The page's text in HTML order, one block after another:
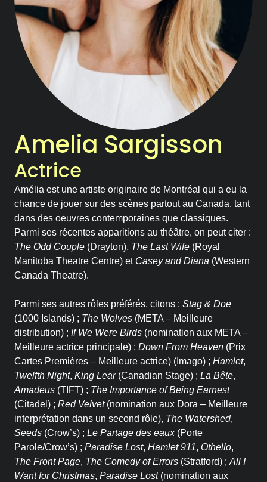
Notre Chambre d’amis
Les Activités
Le Printemps des Ateliers-
théâtre
Les Ateliers-théâtre
Les Rencontres
Les Chroniques
Les Ateliers
La compagnie
Historique
Théâtrographie
Équipe et conseil
d’administration
Votre soutien
On en parle dans les
médias
Amelia Sargisson
Actrice
Amélia est une artiste originaire de Montréal qui a eu la
chance de jouer sur des scènes partout au Canada, tant
dans des oeuvres contemporaines que classiques.
Parmi ses récentes apparitions au théâtre, on peut citer :
The Odd Couple (Drayton), The Last Wife (Royal
Manitoba Theatre Centre) et Casey and Diana (Western
Canada Theatre).
Parmi ses autres rôles préférés, citons :Stag & Doe
(1000 Islands) ; The Wolves (META – Meilleure
distribution) ; If We Were Birds (nomination aux META –
Meilleure actrice principale) ;Down From Heaven (Prix
Cartes Premières – Meilleure actrice) (Imago) ;Hamlet,
Twelfth Night,King Lear (Canadian Stage) ;La Bête,
Amadeus (TIFT) ; The Importance of Being Earnest
(Citadel) ;Red Velvet(nomination aux Dora – Meilleure
interprétation dans un second rôle), The Watershed,
Seeds (Crow’s) ;Le Partage des eaux(Porte
Parole/Crow’s) ;Paradise Lost,Hamlet 911, Othello,
The Front Page, The Comedy of Errors (Stratford) ;All I
Want for Christmas,Paradise Lost (nomination aux